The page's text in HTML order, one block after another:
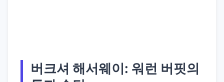
버크셔 해서웨이: 워런 버핏의